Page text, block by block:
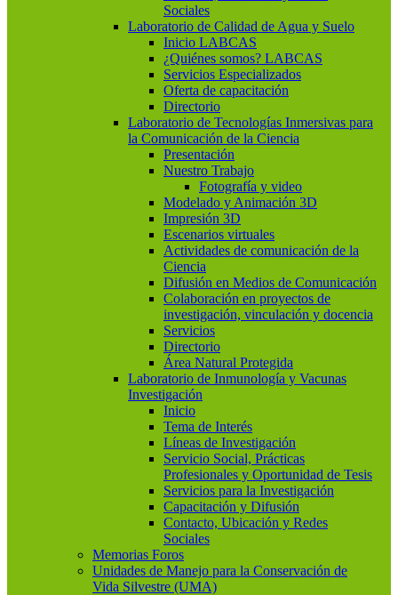
Sociales
Laboratorio de Calidad de Agua y Suelo
Inicio LABCAS
¿Quiénes somos? LABCAS
Servicios Especializados
Oferta de capacitación
Directorio
Laboratorio de Tecnologías Inmersivas para
la Comunicación de la Ciencia
Presentación
Nuestro Trabajo
Fotografía y video
Modelado y Animación 3D
Impresión 3D
Escenarios virtuales
Actividades de comunicación de la
Ciencia
Difusión en Medios de Comunicación
Colaboración en proyectos de
investigación, vinculación y docencia
Servicios
Directorio
Área Natural Protegida
Laboratorio de Inmunología y Vacunas
Investigación
Inicio
Tema de Interés
Líneas de Investigación
Servicio Social, Prácticas
Profesionales y Oportunidad de Tesis
Servicios para la Investigación
Capacitación y Difusión
Contacto, Ubicación y Redes
Sociales
Memorias Foros
Unidades de Manejo para la Conservación de
Vida Silvestre (UMA)